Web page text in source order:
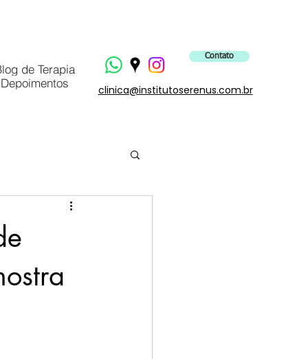
de Terapia
Depoimentos
Contato
clinica@institutoserenus.com.br